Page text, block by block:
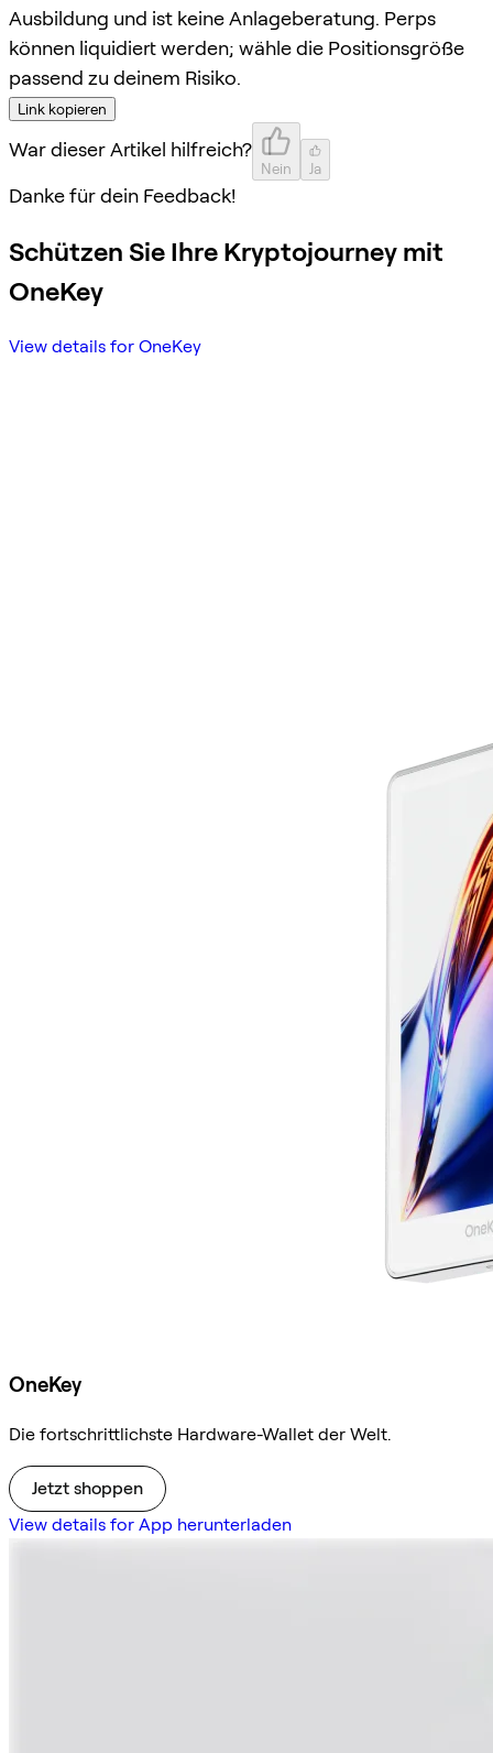
Ausbildung und ist keine Anlageberatung. Perps
können liquidiert werden; wähle die Positionsgröße
passend zu deinem Risiko.
Link kopieren
War dieser Artikel hilfreich?
Nein Ja
Danke für dein Feedback!
Schützen Sie Ihre Kryptojourney mit
OneKey
View details for OneKey
OneKey
Die fortschrittlichste Hardware-Wallet der Welt.
Jetzt shoppen
View details for App herunterladen